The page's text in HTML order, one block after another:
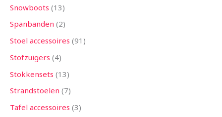
Snowboots 13
Spanbanden 2
Stoel accessoires 91
Stofzuigers 4
Stokkensets 13
Strandstoelen 7
Tafel accessoires 3